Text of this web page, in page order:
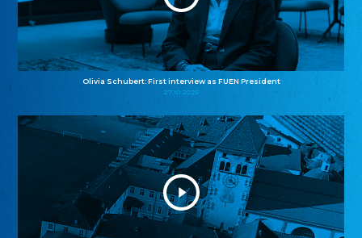
Olivia Schubert: First interview as FUEN President
27.10.2025